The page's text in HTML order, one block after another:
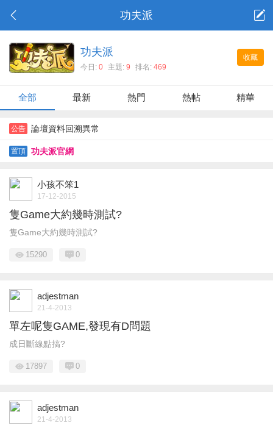
功夫派
收藏
功夫派
今日:0 主題:9 排名:469
全部 最新 熱門 熱帖 精華
公告 論壇資料回溯異常
置頂 功夫派官網
小孩不笨1
17-12-2015
隻Game大約幾時測試?
隻Game大約幾時測試?
15290 0
adjestman
21-4-2013
單左呢隻GAME,發現有D問題
成日斷線點搞?
17897 0
adjestman
21-4-2013